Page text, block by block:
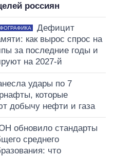
россиян
Дефицит
как вырос спрос на
за последние годы и
на 2027-й
удары по 7
которые
добычу нефти и газа
обновило стандарты
среднего
что